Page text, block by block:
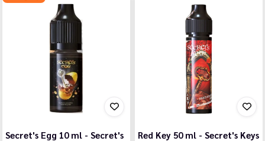
Secret's Egg 10 ml - Secret's
Red Key 50 ml - Secret's Keys